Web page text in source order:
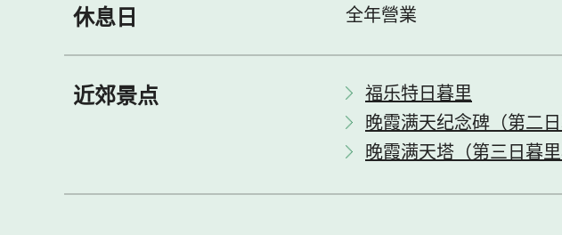
休息日 全年營業
近郊景点
福乐特日暮里
晚霞满天纪念碑（第二日
晚霞满天塔（第三日暮里